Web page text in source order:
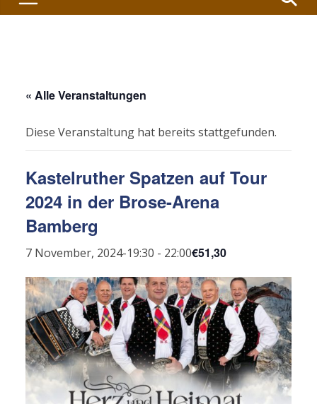
« Alle Veranstaltungen
Diese Veranstaltung hat bereits stattgefunden.
Kastelruther Spatzen auf Tour
2024 in der Brose-Arena
Bamberg
7 November, 2024-19:30 - 22:00€51,30